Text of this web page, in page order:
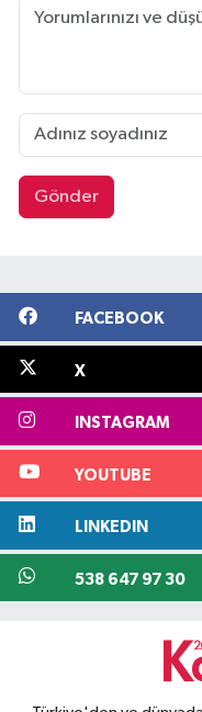
Gönder
FACEBOOK
X
INSTAGRAM
YOUTUBE
LINKEDIN
538 647 97 30